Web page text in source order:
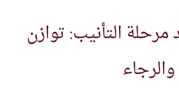
التأنيب: توازن